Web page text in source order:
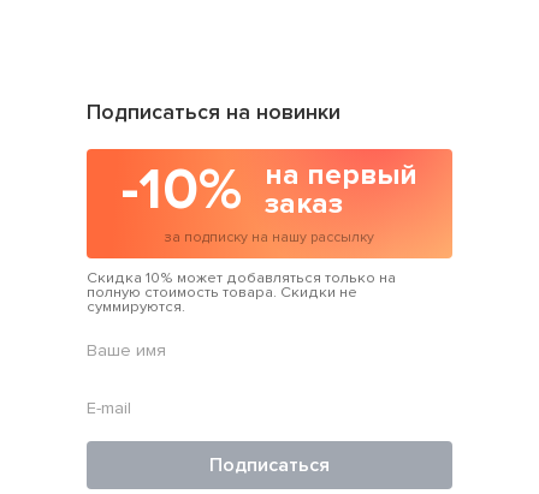
Подписаться на новинки
-10%
на первый
заказ
за подписку на нашу рассылку
Скидка 10% может добавляться только на
полную стоимость товара. Скидки не
суммируются.
Подписаться